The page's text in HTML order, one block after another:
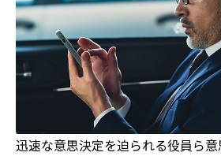
迅速な意思決定を迫られる役員ら